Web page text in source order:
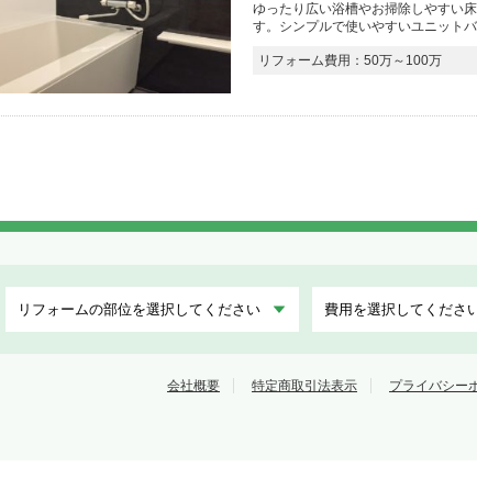
ゆったり広い浴槽やお掃除しやすい
す。シンプルで使いやすいユニット
リフォーム費用：50万～100万
会社概要 特定商取引法表示 プライバシー